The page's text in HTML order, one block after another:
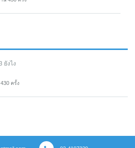
ยังไง
ครั้ง